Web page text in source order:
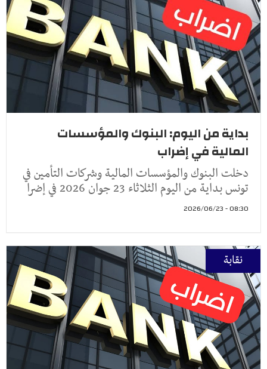
بداية من اليوم: البنوك والمؤسسات
المالية في إضراب
دخلت البنوك والمؤسسات المالية وشركات التأمين في
تونس بداية من اليوم الثلاثاء 23 جوان 2026 في إضرا
08:30 - 2026/06/23
نقابة